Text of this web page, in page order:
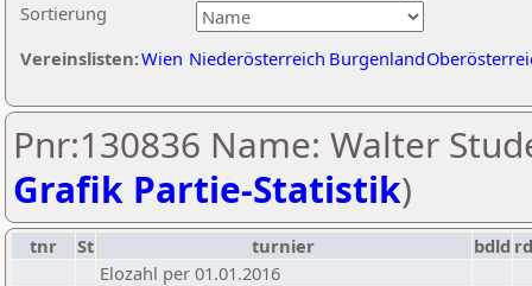
Sortierung
Vereinslisten:Wien Niederösterreich Burgenland
Pnr:130836 Name: Walter
Grafik Partie-Statistik)
tnr St turnier bdld rd
Elozahl per 01.01.2016